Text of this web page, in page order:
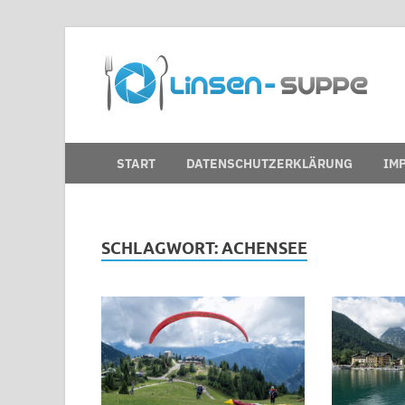
START DATENSCHUTZERKLÄRUNG
SCHLAGWORT:ACHENSEE